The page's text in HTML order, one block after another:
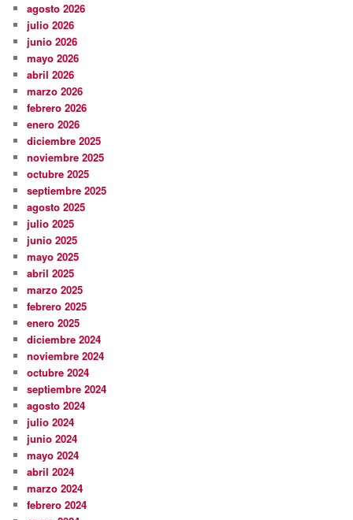
agosto 2026
julio 2026
junio 2026
mayo 2026
abril 2026
marzo 2026
febrero 2026
enero 2026
diciembre 2025
noviembre 2025
octubre 2025
septiembre 2025
agosto 2025
julio 2025
junio 2025
mayo 2025
abril 2025
marzo 2025
febrero 2025
enero 2025
diciembre 2024
noviembre 2024
octubre 2024
septiembre 2024
agosto 2024
julio 2024
junio 2024
mayo 2024
abril 2024
marzo 2024
febrero 2024